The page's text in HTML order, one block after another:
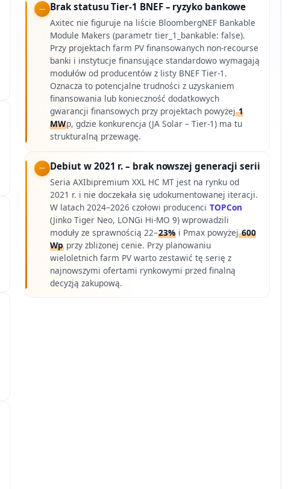
Brak statusu Tier-1 BNEF – ryzyko bankowe
Axitec nie figuruje na liście BloombergNEF Bankable
Module Makers (parametr tier_1_bankable: false).
Przy projektach farm PV finansowanych non-recourse
banki i instytucje finansujące standardowo wymagają
modułów od producentów z listy BNEF Tier-1.
Oznacza to potencjalne trudności z uzyskaniem
finansowania lub konieczność dodatkowych
gwarancji finansowych przy projektach powyżej1
MWp, gdzie konkurencja (JA Solar – Tier-1) ma tu
strukturalną przewagę.
Debiut w 2021 r. – brak nowszej generacji serii
Seria AXIbipremium XXL HC MT jest na rynku od
2021 r. i nie doczekała się udokumentowanej iteracji.
W latach 2024–2026 czołowi producenci TOPCon
(Jinko Tiger Neo, LONGi Hi-MO 9) wprowadzili
moduły ze sprawnością 22–23% i Pmax powyżej600
Wp przy zbliżonej cenie. Przy planowaniu
wieloletnich farm PV warto zestawić tę serię z
najnowszymi ofertami rynkowymi przed finalną
decyzją zakupową.